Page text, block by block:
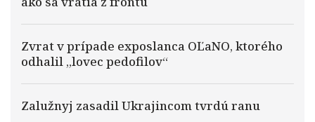
Zvrat v prípade exposlanca OĽaNO, ktorého
odhalil „lovec pedofilov“
Zalužnyj zasadil Ukrajincom tvrdú ranu